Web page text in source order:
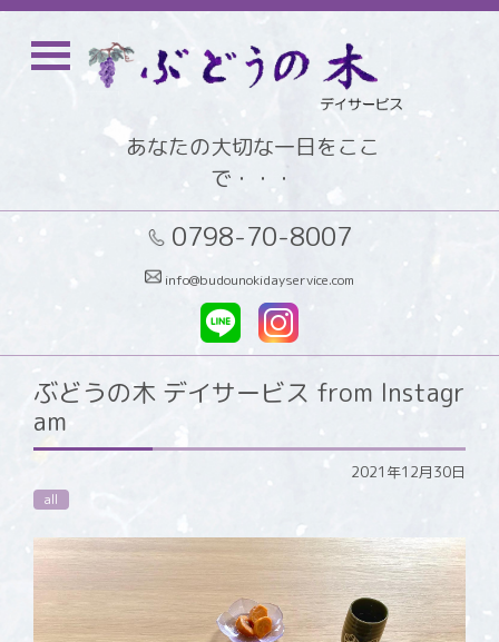
あなたの大切な一日をここ
で・・・
0798-70-8007
info@budounokidayservice.com
ぶどうの木 デイサービス from Instagr
am
2021年12月30日
all